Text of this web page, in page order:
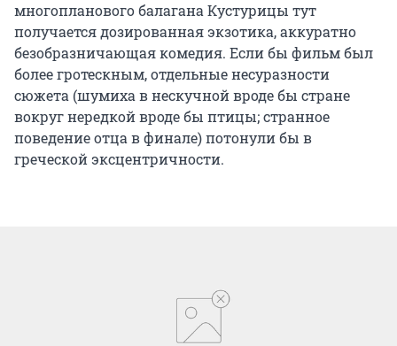
многопланового балагана Кустурицы тут
получается дозированная экзотика, аккуратно
безобразничающая комедия. Если бы фильм был
более гротескным, отдельные несуразности
сюжета (шумиха в нескучной вроде бы стране
вокруг нередкой вроде бы птицы; странное
поведение отца в финале) потонули бы в
греческой эксцентричности.